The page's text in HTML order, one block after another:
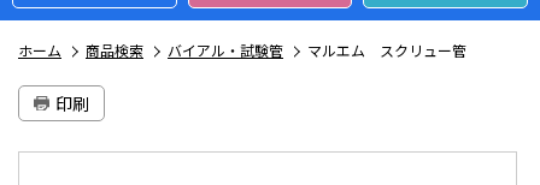
ホーム 商品検索 バイアル・試験管 マルエム スクリュー管
印刷